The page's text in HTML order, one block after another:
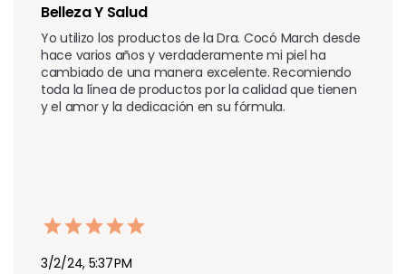
Belleza Y Salud
Yo utilizo los productos de la Dra. Cocó March desde
hace varios años y verdaderamente mi piel ha
cambiado de una manera excelente. Recomiendo
toda la línea de productos por la calidad que tienen
y el amor y la dedicación en su fórmula.
3/2/24, 5:37 PM